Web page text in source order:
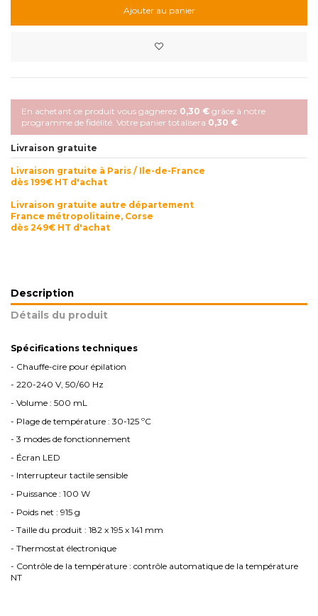
Ajouter au panier
En achetant ce produit vous gagnerez 0,30 € grâce à notre
programme de fidélité. Votre panier totalisera 0,30 €.
Livraison gratuite
Livraison gratuite à Paris / Ile-de-France
dès 199€ HT d'achat
Livraison gratuite autre département
France métropolitaine, Corse
dès 249€ HT d'achat
Description
Détails du produit
Spécifications techniques
- Chauffe-cire pour épilation
- 220-240 V, 50/60 Hz
- Volume : 500 mL
- Plage de température : 30-125 ºC
- 3 modes de fonctionnement
- Écran LED
- Interrupteur tactile sensible
- Puissance : 100 W
- Poids net : 915 g
- Taille du produit : 182 x 195 x 141 mm
- Thermostat électronique
- Contrôle de la température : contrôle automatique de la température
NT